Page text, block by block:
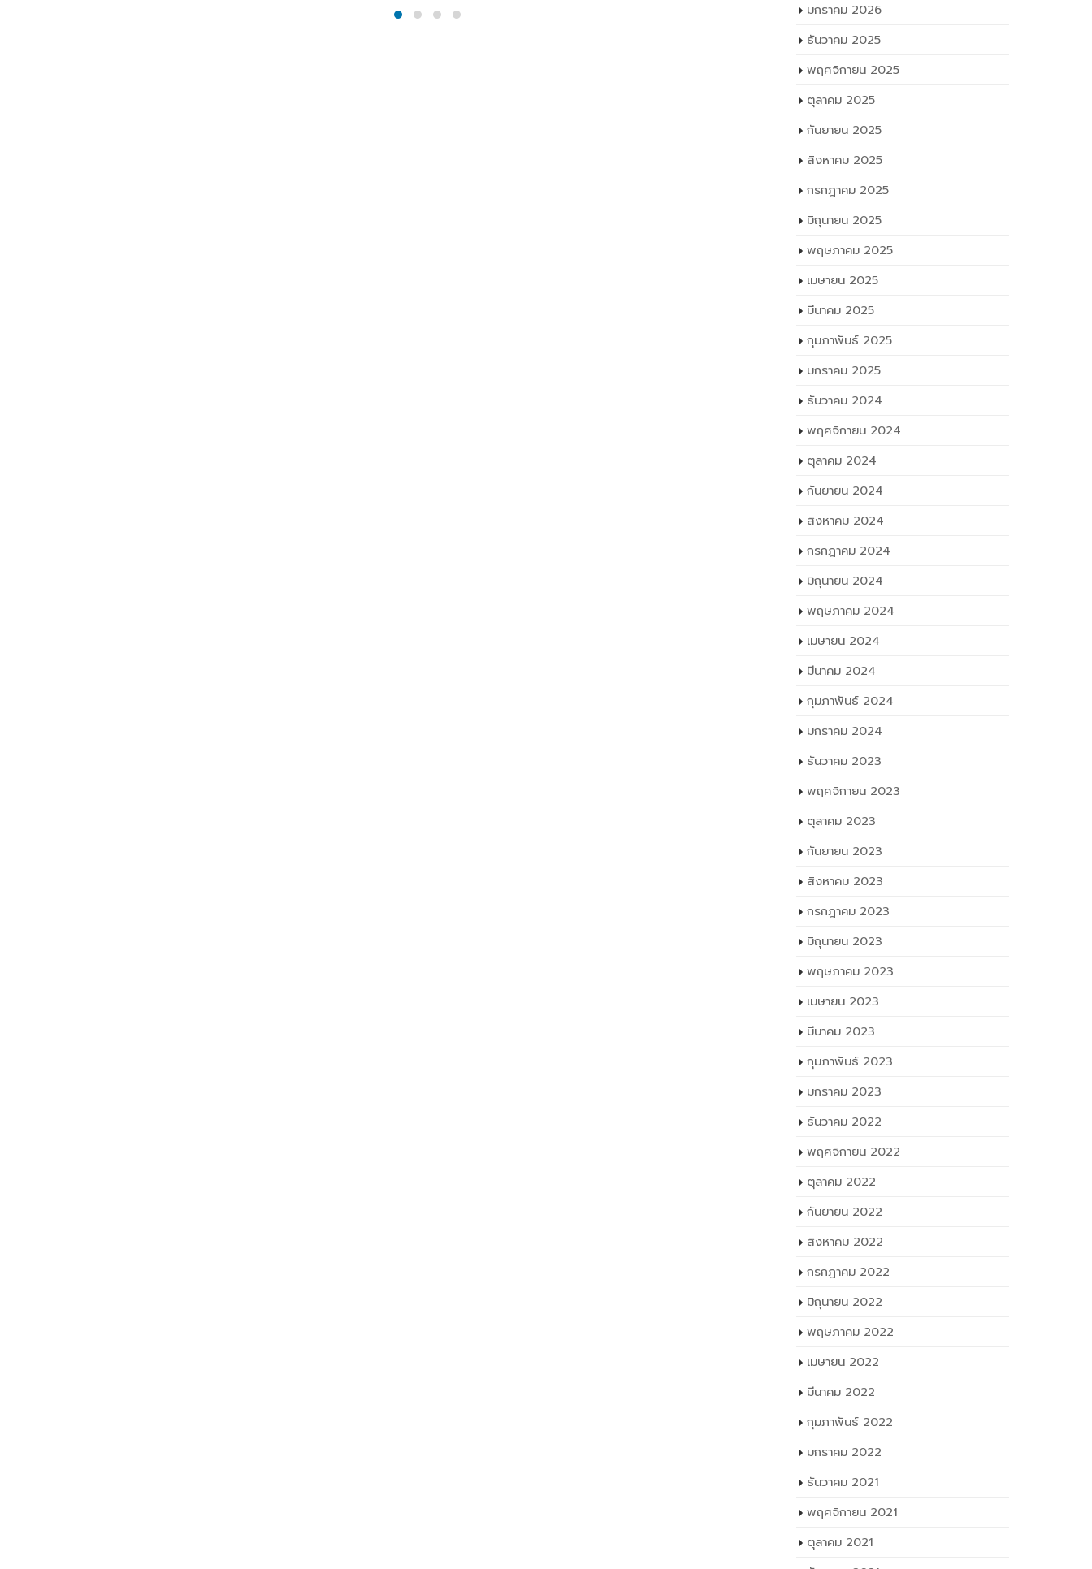
มกราคม 2026
ธันวาคม 2025
พฤศจิกายน 2025
ตุลาคม 2025
กันยายน 2025
สิงหาคม 2025
กรกฎาคม 2025
มิถุนายน 2025
พฤษภาคม 2025
เมษายน 2025
มีนาคม 2025
กุมภาพันธ์ 2025
มกราคม 2025
ธันวาคม 2024
พฤศจิกายน 2024
ตุลาคม 2024
กันยายน 2024
สิงหาคม 2024
กรกฎาคม 2024
มิถุนายน 2024
พฤษภาคม 2024
เมษายน 2024
มีนาคม 2024
กุมภาพันธ์ 2024
มกราคม 2024
ธันวาคม 2023
พฤศจิกายน 2023
ตุลาคม 2023
กันยายน 2023
สิงหาคม 2023
กรกฎาคม 2023
มิถุนายน 2023
พฤษภาคม 2023
เมษายน 2023
มีนาคม 2023
กุมภาพันธ์ 2023
มกราคม 2023
ธันวาคม 2022
พฤศจิกายน 2022
ตุลาคม 2022
กันยายน 2022
สิงหาคม 2022
กรกฎาคม 2022
มิถุนายน 2022
พฤษภาคม 2022
เมษายน 2022
มีนาคม 2022
กุมภาพันธ์ 2022
มกราคม 2022
ธันวาคม 2021
พฤศจิกายน 2021
ตุลาคม 2021